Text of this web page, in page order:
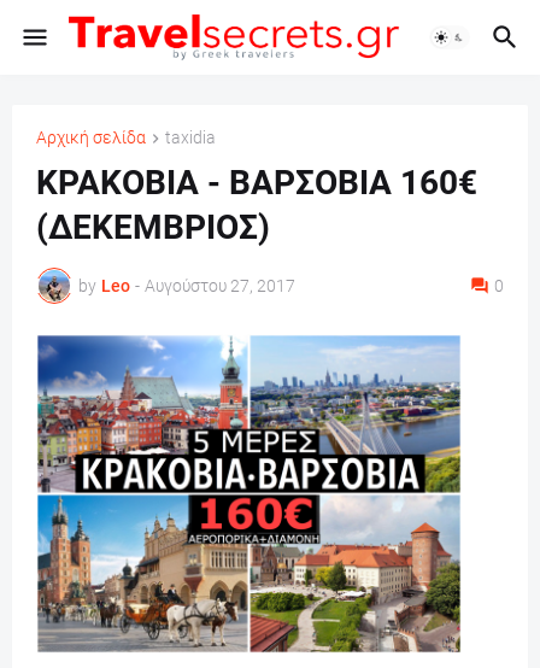
Αρχική σελίδα taxidia
ΚΡΑΚΟΒΙΑ - ΒΑΡΣΟΒΙΑ 160€
(ΔΕΚΕΜΒΡΙΟΣ)
by Leo - Αυγούστου 27, 2017 0